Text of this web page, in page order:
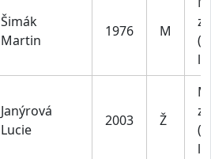
Šimák
Martin
1976 M
Janýrová
Lucie
2003 Ž